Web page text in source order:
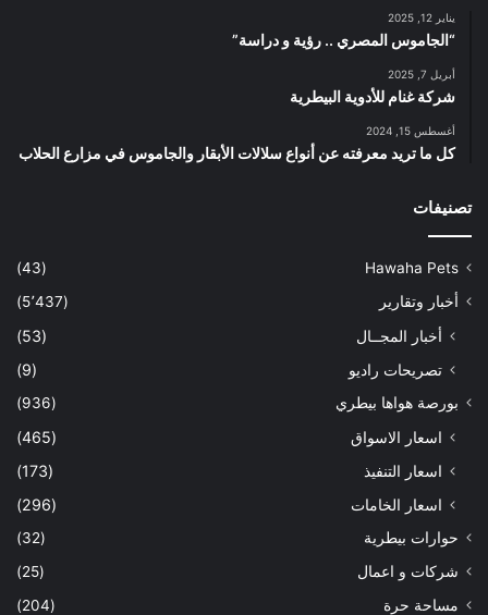
يناير 12, 2025
“الجاموس المصري .. رؤية و دراسة”
أبريل 7, 2025
شركة غنام للأدوية البيطرية
أغسطس 15, 2024
كل ما تريد معرفته عن أنواع سلالات الأبقار والجاموس في مزارع الحلاب
تصنيفات
Hawaha Pets
(43)
أخبار وتقارير
(5٬437)
أخبار المجــال
(53)
تصريحات راديو
(9)
بورصة هواها بيطري (936)
اسعار الاسواق
(465)
اسعار التنفيذ
(173)
اسعار الخامات
(296)
حوارات بيطرية
(32)
شركات و اعمال
(25)
مساحة حرة
(204)